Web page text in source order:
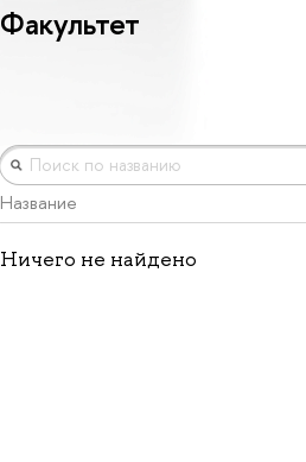
Факультет
Название
Ничего не найдено